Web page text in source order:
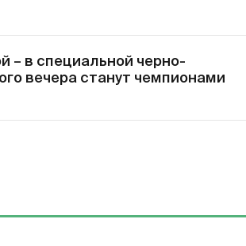
– в специальной черно-
вечера станут чемпионами